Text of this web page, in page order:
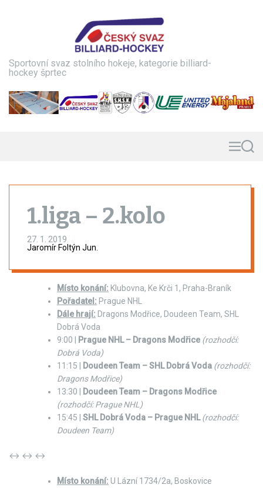
Sportovní svaz stolního hokeje, kategorie billiard-
hockey šprtec
MS
1.liga – 2.kolo
27. 1. 2019
Jaromír Foltýn Jun.
Místo konání: Klubovna, Ke Krči 1, Praha-Braník
Pořadatel: Prague NHL
Dále hrají: Dragons Modřice, Doudeen Team, SHL
Dobrá Voda
9:00 |
Prague NHL – Dragons Modřice (rozhodčí:
Dobrá Voda)
11:15 |
Doudeen Team – SHL Dobrá Voda (rozhodčí:
Dragons Modřice)
13:30 |
Doudeen Team – Dragons Modřice
(rozhodčí: Prague NHL)
15:45 | SHL Dobrá Voda – Prague NHL(rozhodčí:
Doudeen Team)
↔ ↔ ↔
Místo konání: U Lázní 1734/2a, Boskovice